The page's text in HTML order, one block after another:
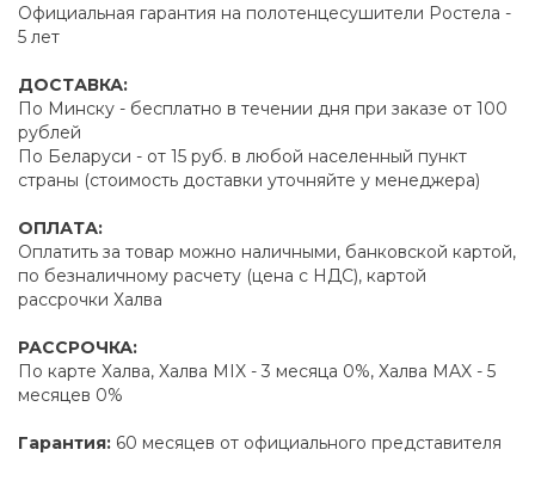
Официальная гарантия на полотенцесушители Ростела -
5 лет
ДОСТАВКА:
По Минску - бесплатно в течении дня при заказе от 100
рублей
По Беларуси - от 15 руб. в любой населенный пункт
страны (стоимость доставки уточняйте у менеджера)
ОПЛАТА:
Оплатить за товар можно наличными, банковской картой,
по безналичному расчету (цена с НДС), картой
рассрочки Халва
РАССРОЧКА:
По карте Халва, Халва MIX - 3 месяца 0%, Халва MAX - 5
месяцев 0%
Гарантия: 60 месяцев от официального представителя